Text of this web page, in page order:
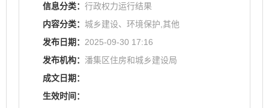
信息分类： 行政权力运行结果
内容分类： 城乡建设、环境保护,其他
发布日期： 2025-09-30 17:16
发布机构： 潘集区住房和城乡建设局
成文日期：
生效时间：